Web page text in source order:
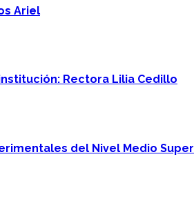
Ariel
Rectora Lilia Cedillo
del Nivel Medio